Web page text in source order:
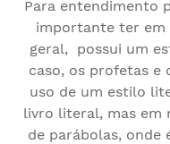
Para entendimento
importante ter em
geral, possui um
caso, os profetas e
uso de um estilo
livro literal, mas em
de parábolas, onde